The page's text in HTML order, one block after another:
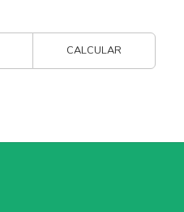
CALCULAR